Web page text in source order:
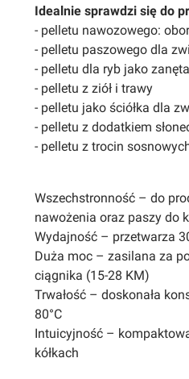
Idealnie sprawdzi się do
- pelletu nawozowego:
- pelletu paszowego dla
- pelletu dla ryb jako
- pelletu z ziół i trawy
- pelletu jako ściółka dla
- pelletu z dodatkiem
- pelletu z trocin
Wszechstronność – do
nawożenia oraz paszy do
Wydajność – przetwarza
Duża moc – zasilana za
ciągnika (15-28 KM)
Trwałość – doskonała
80°C
Intuicyjność –
kółkach